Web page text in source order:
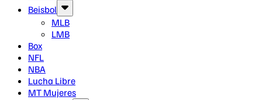
Beisbol
MLB
LMB
Box
NFL
NBA
Lucha Libre
MT Mujeres